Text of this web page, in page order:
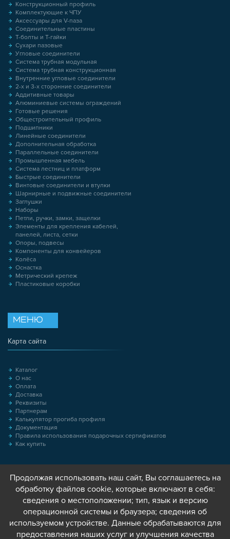
Конструкционный профиль
Комплектующие к ЧПУ
Аксессуары для V-паза
Соединительные пластины
Т-болты и Т-гайки
Сухари пазовые
Угловые соединители
Система трубная модульная
Система трубная конструкционная
Внутренние угловые соединители
2-х и 3-х сторонние соединители
Аддитивные товары
Алюминиевые системы ограждений
Готовые решения
Общестроительный профиль
Подшипники
Линейные соединители
Дополнительная обработка
Параллельные соединители
Промышленная мебель
Система лестниц и платформ
Быстрые соединители
Винтовые соединители и втулки
Шарнирные и подвижные соединители
Заглушки
Наборы
Петли, ручки, замки, защелки
Элементы для крепления кабелей,
панелей, листа, сетки
Опоры, подвесы
Компоненты для конвейеров
Колёса
Оснастка
Метрический крепеж
Пластиковые коробки
МЕНЮ
Карта сайта
Каталог
О нас
Оплата
Доставка
Реквизиты
Партнерам
Калькулятор прогиба профиля
Документация
Правила использования подарочных сертификатов
Как купить
Продолжая использовать наш сайт, Вы соглашаетесь на
обработку файлов cookie, которые включают в себя:
сведения о местоположении; тип, язык и версию
операционной системы и браузера; сведения об
используемом устройстве. Данные обрабатываются для
предоставления наших услуг и улучшения качества